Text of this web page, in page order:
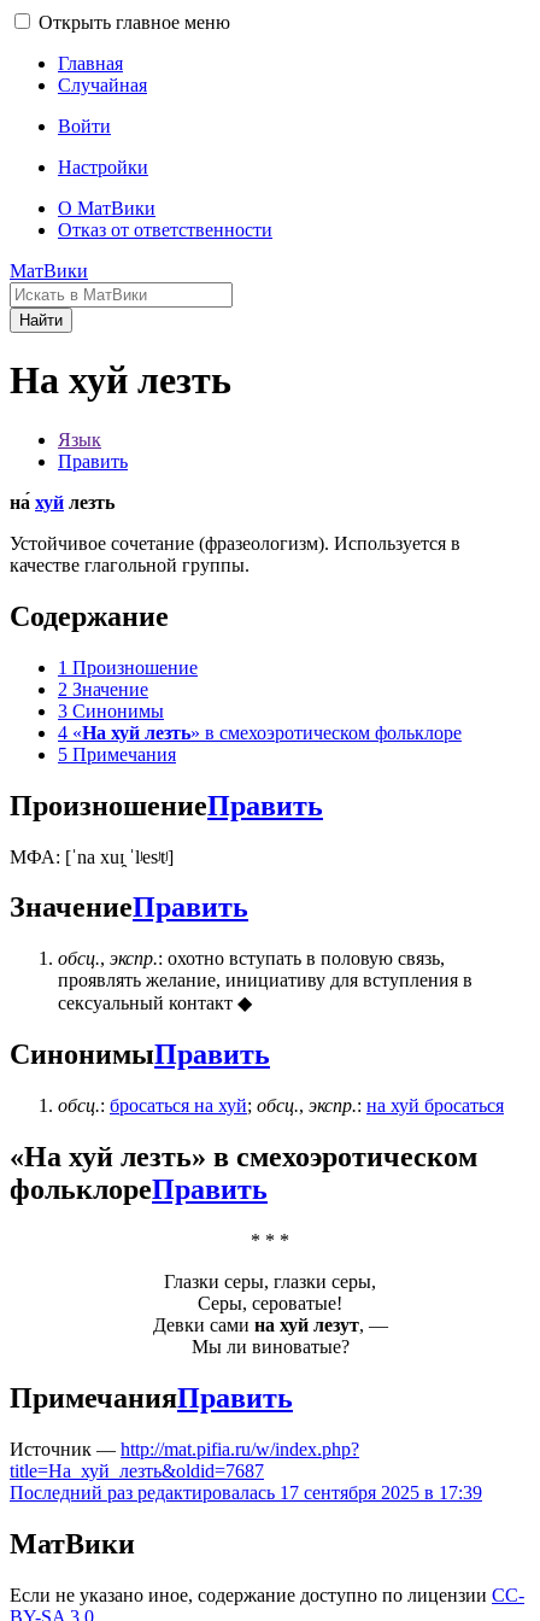
Открыть главное меню
Главная
Случайная
Войти
Настройки
О МатВики
Отказ от ответственности
МатВики
Найти
На хуй лезть
Язык
Править
на́ хуй лезть
Устойчивое сочетание (фразеологизм). Используется в
качестве глагольной группы.
Содержание
1 Произношение
2 Значение
3 Синонимы
4 «На хуй лезть» в смехоэротическом фольклоре
5 Примечания
ПроизношениеПравить
МФА: [ˈna xuɪ̯ ˈlʲesʲtʲ]
ЗначениеПравить
обсц., экспр.: охотно вступать в половую связь,
проявлять желание, инициативу для вступления в
сексуальный контакт ◆
СинонимыПравить
обсц.: бросаться на хуй; обсц., экспр.: на хуй бросаться
«На хуй лезть» в смехоэротическом
фольклореПравить
* * *
Глазки серы, глазки серы,
Серы, сероватые!
Девки сами на хуй лезут, —
Мы ли виноватые?
ПримечанияПравить
Источник — http://mat.pifia.ru/w/index.php?
title=На_хуй_лезть&oldid=7687
Последний раз редактировалась 17 сентября 2025 в 17:39
МатВики
Если не указано иное, содержание доступно по лицензии CC-
BY-SA 3.0